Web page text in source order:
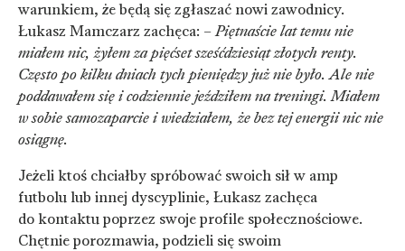
warunkiem, że będą się zgłaszać nowi zawodnicy.
Łukasz Mamczarz zachęca: –Piętnaście lat temu nie
miałem nic, żyłem za pięćset sześćdziesiąt złotych renty.
Często po kilku dniach tych pieniędzy już nie było. Ale nie
poddawałem się i codziennie jeździłem na treningi. Miałem
w sobie samozaparcie i wiedziałem, że bez tej energii nic nie
osiągnę.
Jeżeli ktoś chciałby spróbować swoich sił w amp
futbolu lub innej dyscyplinie, Łukasz zachęca
do kontaktu poprzez swoje profile społecznościowe.
Chętnie porozmawia, podzieli się swoim